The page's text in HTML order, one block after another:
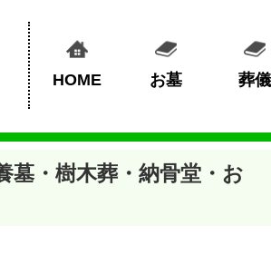
HOME お墓 葬儀
墓・樹木葬・納骨堂・お